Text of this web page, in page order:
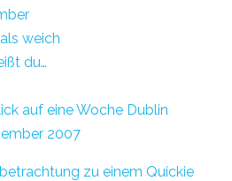
weich
du…
auf eine Woche Dublin
2007
zu einem Quickie